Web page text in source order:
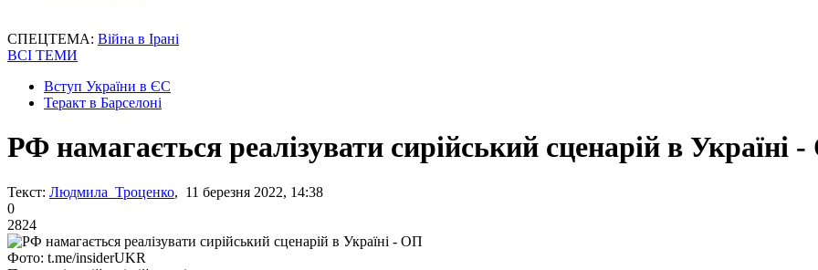
СПЕЦТЕМА: Війна в Ірані
ВСІ ТЕМИ
Вступ України в ЄС
Теракт в Барселоні
РФ намагається реалізувати сирійський сценарій в Україні
Текст: Людмила Троценко, 11 березня 2022, 14:38
0
2824
Фото: t.me/insiderUKR